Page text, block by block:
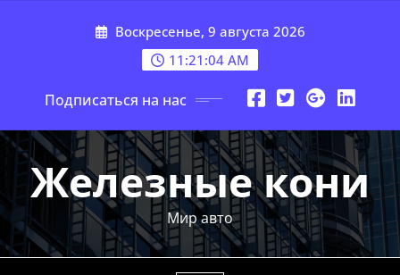
Воскресенье, 9 августа 2026
11:21:06 AM
Подписаться на нас
Железные кони
Мир авто